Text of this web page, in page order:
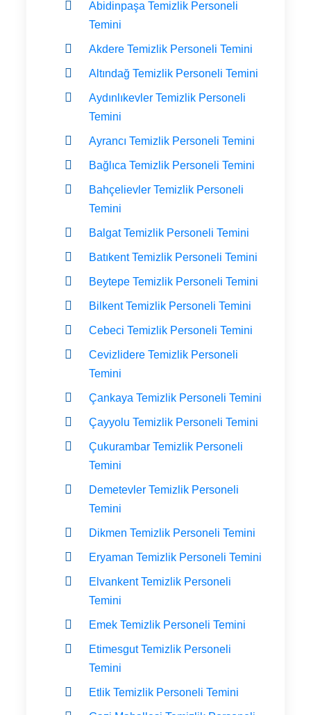
Abidinpaşa Temizlik Personeli
Temini
Akdere Temizlik Personeli Temini
Altındağ Temizlik Personeli Temini
Aydınlıkevler Temizlik Personeli
Temini
Ayrancı Temizlik Personeli Temini
Bağlıca Temizlik Personeli Temini
Bahçelievler Temizlik Personeli
Temini
Balgat Temizlik Personeli Temini
Batıkent Temizlik Personeli Temini
Beytepe Temizlik Personeli Temini
Bilkent Temizlik Personeli Temini
Cebeci Temizlik Personeli Temini
Cevizlidere Temizlik Personeli
Temini
Çankaya Temizlik Personeli Temini
Çayyolu Temizlik Personeli Temini
Çukurambar Temizlik Personeli
Temini
Demetevler Temizlik Personeli
Temini
Dikmen Temizlik Personeli Temini
Eryaman Temizlik Personeli Temini
Elvankent Temizlik Personeli
Temini
Emek Temizlik Personeli Temini
Etimesgut Temizlik Personeli
Temini
Etlik Temizlik Personeli Temini